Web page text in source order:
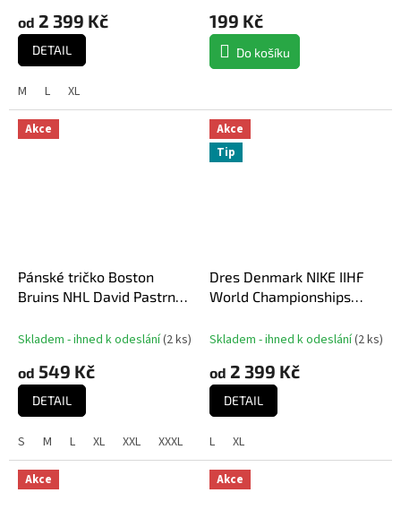
od 2 399 Kč
DETAIL
M L XL
199 Kč
Do košíku
Akce
Pánské tričko Boston
Bruins NHL David Pastrnak
500 Level
Skladem - ihned k odeslání(2 ks)
od 549 Kč
DETAIL
S M L XL XXL XXXL
Akce
Tip
Dres Denmark NIKE IIHF
World Championships
Skladem - ihned k odeslání(2 ks)
od 2 399 Kč
DETAIL
L XL
Akce Akce